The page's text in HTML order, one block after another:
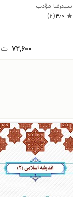
سیدرضا مؤدب
۴٫۰(۲)
۷۲,۶۰۰ ت